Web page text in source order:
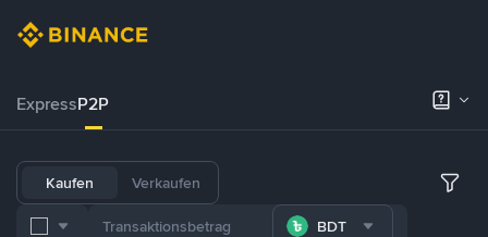
ExpressP2P
Kaufen Verkaufen
BDT